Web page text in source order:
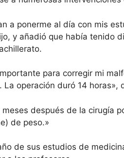
a ponerme al día con mis
y añadió que había tenido
para corregir mi
operación duró 14 horas»,
después de la cirugía
de peso.»
de sus estudios de